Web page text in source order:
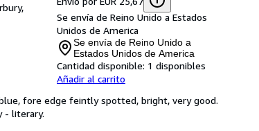
Se envía de Reino Unido a Estados
Unidos de America
Se envía de Reino Unido a
Estados Unidos de America
Cantidad disponible: 1 disponibles
Añadir al carrito
fore edge feintly spotted, bright, very good.
- literary.